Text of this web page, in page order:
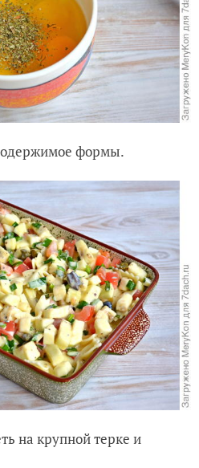
формы.
на крупной терке и